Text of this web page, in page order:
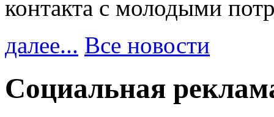
контакта с молодыми
далее... Все новости
Социальная